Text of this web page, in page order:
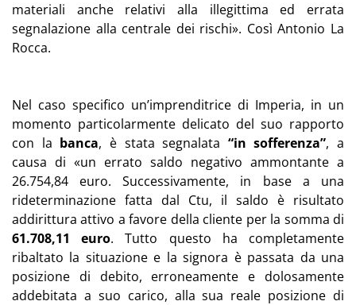
materiali anche relativi alla illegittima ed errata
segnalazione alla centrale dei rischi». Così Antonio La
Rocca.
Nel caso specifico un’imprenditrice di Imperia, in un
momento particolarmente delicato del suo rapporto
con la banca, è stata segnalata “in sofferenza”, a
causa di «un errato saldo negativo ammontante a
26.754,84 euro. Successivamente, in base a una
rideterminazione fatta dal Ctu, il saldo è risultato
addirittura attivo a favore della cliente per la somma di
61.708,11 euro. Tutto questo ha completamente
ribaltato la situazione e la signora è passata da una
posizione di debito, erroneamente e dolosamente
addebitata a suo carico, alla sua reale posizione di